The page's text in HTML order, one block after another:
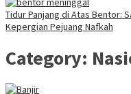
Tidur Panjang di Atas Bentor:
Kepergian Pejuang Nafkah
Category: